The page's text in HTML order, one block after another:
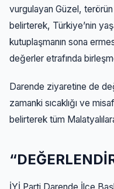
vurgulayan Güzel, terörün
belirterek, Türkiye’nin
kutuplaşmanın sona
değerler etrafında
Darende ziyaretine de
zamanki sıcaklığı ve
belirterek tüm